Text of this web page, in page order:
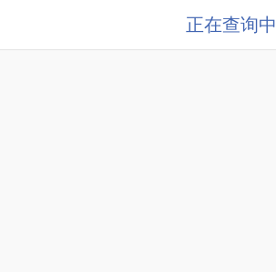
正在查询中